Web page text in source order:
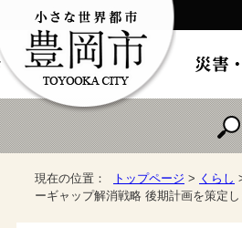
現在の位置： トップページ > くらし
ーギャップ解消戦略 後期計画を策定